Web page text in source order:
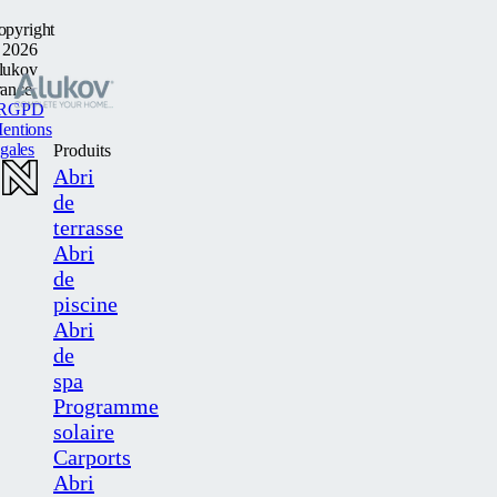
Produits
Abri
de
terrasse
Abri
de
piscine
Abri
de
spa
Programme
solaire
Carports
Abri